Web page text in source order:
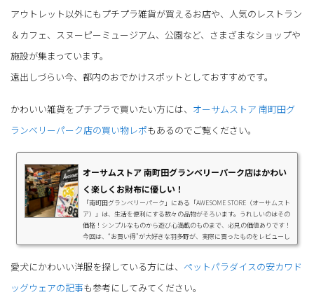
アウトレット以外にもプチプラ雑貨が買えるお店や、人気のレストラン
＆カフェ、スヌーピーミュージアム、公園など、さまざまなショップや
施設が集まっています。
遠出しづらい今、都内のおでかけスポットとしておすすめです。
かわいい雑貨をプチプラで買いたい方には、 オーサムストア 南町田グ
ランベリーパーク店の買い物レポもあるのでご覧ください。
オーサムストア 南町田グランベリーパーク店はかわい
く楽しくお財布に優しい！
「南町田グランベリーパーク」にある「AWESOME STORE（オーサムスト
ア）」は、生活を便利にする数々の品物がそろいます。うれしいのはその
価格！シンプルなものから遊び心満載のものまで、必見の価値ありです！
今回は、“お買い得"が大好きな羽多野が、実際に買ったものをレビューし
ます。「AWESOME STORE（オーサムストア）」とは？AWESOME STORE
ランドです。インテリアや、キッチン雑貨、掃除用品など、生活に必要な
愛犬にかわいい洋服を探している方には、 ペットパラダイスの安カワド
ッグウェアの記事も参考にしてみてください。